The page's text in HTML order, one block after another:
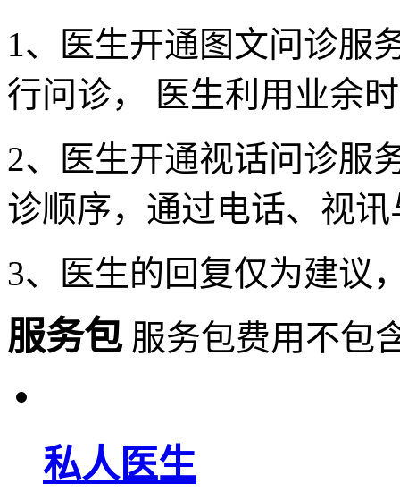
1、医生开通图文问诊服
行问诊， 医生利用业余
2、医生开通视话问诊服
诊顺序，通过电话、视
3、医生的回复仅为建议
服务包 服务包费用不包
私人医生